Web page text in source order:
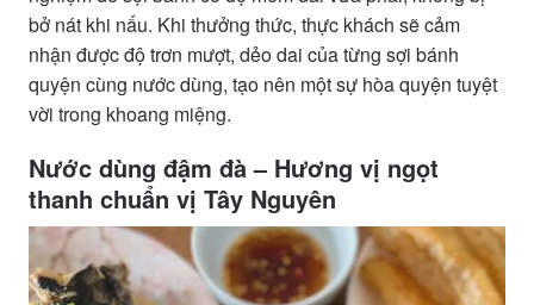
bở nát khi nấu. Khi thưởng thức, thực khách sẽ cảm
nhận được độ trơn mượt, dẻo dai của từng sợi bánh
quyện cùng nước dùng, tạo nên một sự hòa quyện tuyệt
vời trong khoang miệng.
Nước dùng đậm đà – Hương vị ngọt
thanh chuẩn vị Tây Nguyên